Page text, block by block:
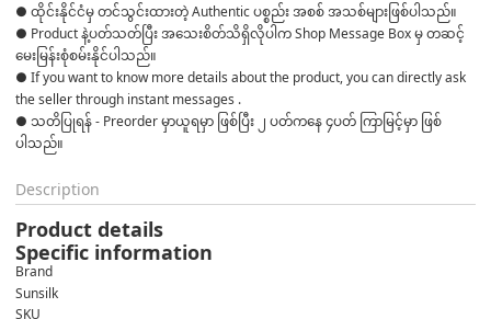
● ထိုင်းနိုင်ငံမှ တင်သွင်းထားတဲ့ Authentic ပစ္စည်း အစစ် အသစ်များဖြစ်ပါသည်။
● Product နဲ့ပတ်သတ်ပြီး အသေးစိတ်သိရှိလိုပါက Shop Message Box မှ တဆင့်
မေးမြန်းစုံစမ်းနိုင်ပါသည်။
● If you want to know more details about the product, you can directly ask
the seller through instant messages .
● သတိပြုရန် - Preorder မှာယူရမှာ ဖြစ်ပြီး ၂ ပတ်ကနေ ၄ပတ် ကြာမြင့်မှာ ဖြစ်
ပါသည်။
Description
Product details
Specific information
Brand
Sunsilk
SKU